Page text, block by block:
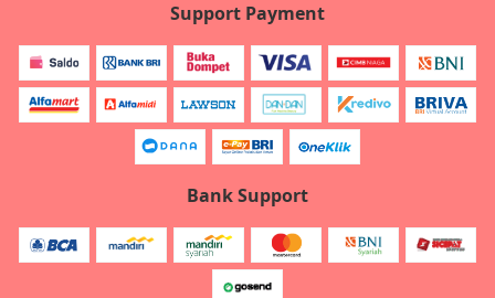
Support Payment
Bank Support